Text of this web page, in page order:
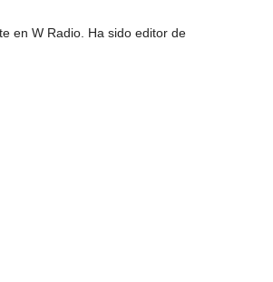
en W Radio. Ha sido editor de